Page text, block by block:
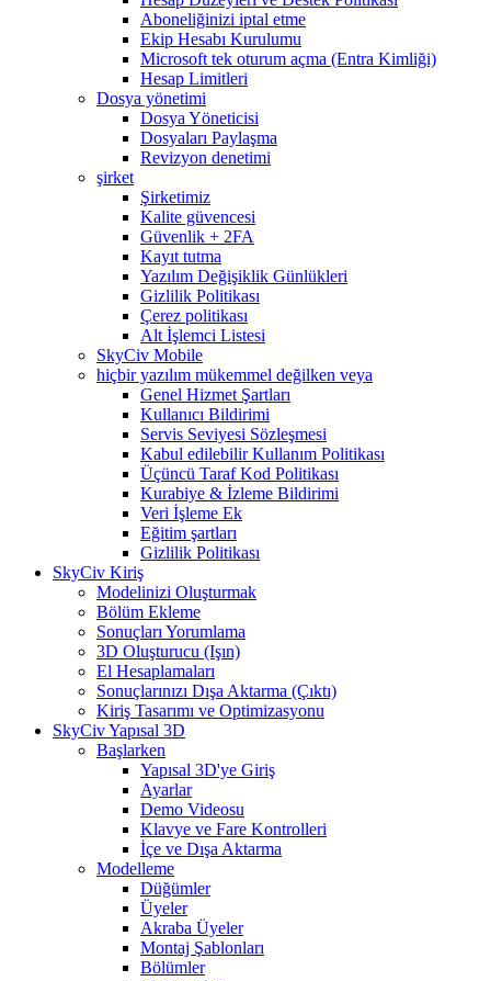
Aboneliğinizi iptal etme
Ekip Hesabı Kurulumu
Microsoft tek oturum açma (Entra Kimliği)
Hesap Limitleri
Dosya yönetimi
Dosya Yöneticisi
Dosyaları Paylaşma
Revizyon denetimi
şirket
Şirketimiz
Kalite güvencesi
Güvenlik + 2FA
Kayıt tutma
Yazılım Değişiklik Günlükleri
Gizlilik Politikası
Çerez politikası
Alt İşlemci Listesi
SkyCiv Mobile
hiçbir yazılım mükemmel değilken veya
Genel Hizmet Şartları
Kullanıcı Bildirimi
Servis Seviyesi Sözleşmesi
Kabul edilebilir Kullanım Politikası
Üçüncü Taraf Kod Politikası
Kurabiye & İzleme Bildirimi
Veri İşleme Ek
Eğitim şartları
Gizlilik Politikası
SkyCiv Kiriş
Modelinizi Oluşturmak
Bölüm Ekleme
Sonuçları Yorumlama
3D Oluşturucu (Işın)
El Hesaplamaları
Sonuçlarınızı Dışa Aktarma (Çıktı)
Kiriş Tasarımı ve Optimizasyonu
SkyCiv Yapısal 3D
Başlarken
Yapısal 3D'ye Giriş
Ayarlar
Demo Videosu
Klavye ve Fare Kontrolleri
İçe ve Dışa Aktarma
Modelleme
Düğümler
Üyeler
Akraba Üyeler
Montaj Şablonları
Bölümler